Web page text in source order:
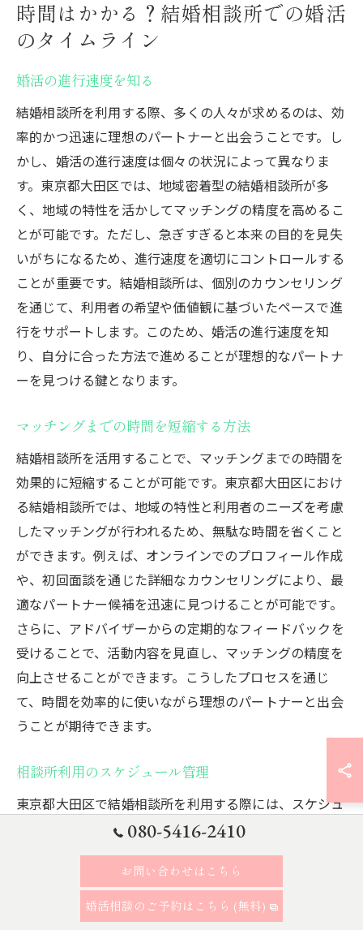
時間はかかる？結婚相談所での婚活
のタイムライン
婚活の進行速度を知る
結婚相談所を利用する際、多くの人々が求めるのは、効
率的かつ迅速に理想のパートナーと出会うことです。し
かし、婚活の進行速度は個々の状況によって異なりま
す。東京都大田区では、地域密着型の結婚相談所が多
く、地域の特性を活かしてマッチングの精度を高めるこ
とが可能です。ただし、急ぎすぎると本来の目的を見失
いがちになるため、進行速度を適切にコントロールする
ことが重要です。結婚相談所は、個別のカウンセリング
を通じて、利用者の希望や価値観に基づいたペースで進
行をサポートします。このため、婚活の進行速度を知
り、自分に合った方法で進めることが理想的なパートナ
ーを見つける鍵となります。
マッチングまでの時間を短縮する方法
結婚相談所を活用することで、マッチングまでの時間を
効果的に短縮することが可能です。東京都大田区におけ
る結婚相談所では、地域の特性と利用者のニーズを考慮
したマッチングが行われるため、無駄な時間を省くこと
ができます。例えば、オンラインでのプロフィール作成
や、初回面談を通じた詳細なカウンセリングにより、最
適なパートナー候補を迅速に見つけることが可能です。
さらに、アドバイザーからの定期的なフィードバックを
受けることで、活動内容を見直し、マッチングの精度を
向上させることができます。こうしたプロセスを通じ
て、時間を効率的に使いながら理想のパートナーと出会
うことが期待できます。
相談所利用のスケジュール管理
東京都大田区で結婚相談所を利用する際には、スケジュ
ール管理が非常に重要です。結婚相談所は、プロのアド
バイザーが最適なスケジュールを提案してくれるため、
忙しい日常の中でも効率的に婚活を進めることができま
す。スケジュールには、カウンセリングやイベント参加
のほか、プロフィール作成や自己分析のワークショップ
080-5416-2410
お問い合わせはこちら
婚活相談のご予約はこちら (無料)